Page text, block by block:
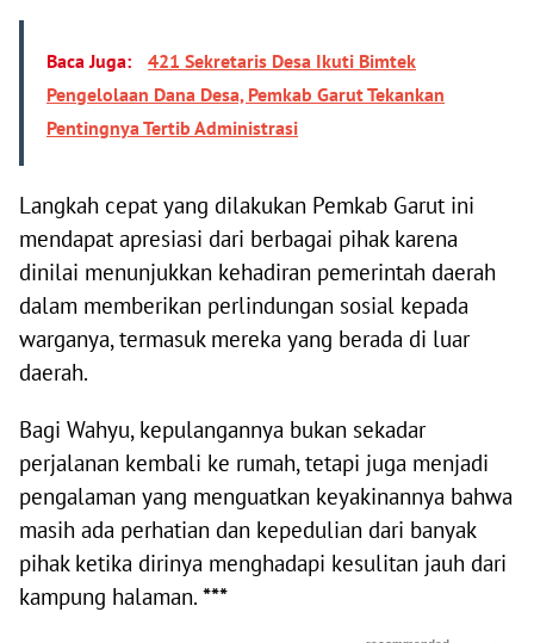
Baca Juga:
421 Sekretaris Desa Ikuti Bimtek
Pengelolaan Dana Desa, Pemkab Garut Tekankan
Pentingnya Tertib Administrasi
Langkah cepat yang dilakukan Pemkab Garut ini
mendapat apresiasi dari berbagai pihak karena
dinilai menunjukkan kehadiran pemerintah daerah
dalam memberikan perlindungan sosial kepada
warganya, termasuk mereka yang berada di luar
daerah.
Bagi Wahyu, kepulangannya bukan sekadar
perjalanan kembali ke rumah, tetapi juga menjadi
pengalaman yang menguatkan keyakinannya bahwa
masih ada perhatian dan kepedulian dari banyak
pihak ketika dirinya menghadapi kesulitan jauh dari
kampung halaman. ***